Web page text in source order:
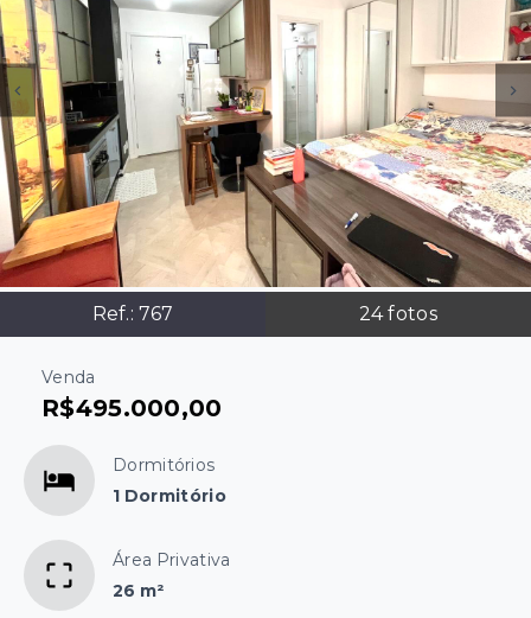
Ref.: 767 24fotos
Venda
R$495.000,00
Dormitórios
1 Dormitório
Área Privativa
26 m²